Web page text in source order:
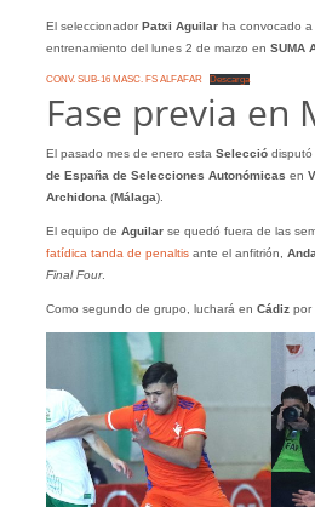
El seleccionadorPatxi Aguilarha convocado a
entrenamiento del lunes 2 de marzo en SUMA
CONV. SUB-16 MASC. FS ALFAFAR Descarga
Fase previa en
El pasado mes de enero esta Selecciódisputó
de España de Selecciones Autonómicas en
Archidona (Málaga).
El equipo de Aguilarse quedó fuera de las
fatídica tanda de penaltisante el anfitrión,
Final Four.
Como segundo de grupo, luchará en Cádizpor